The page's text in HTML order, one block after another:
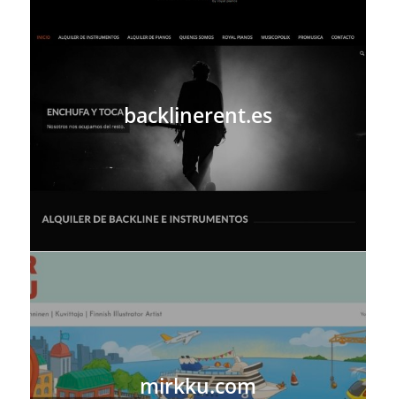
backlinerent.es
mirkku.com